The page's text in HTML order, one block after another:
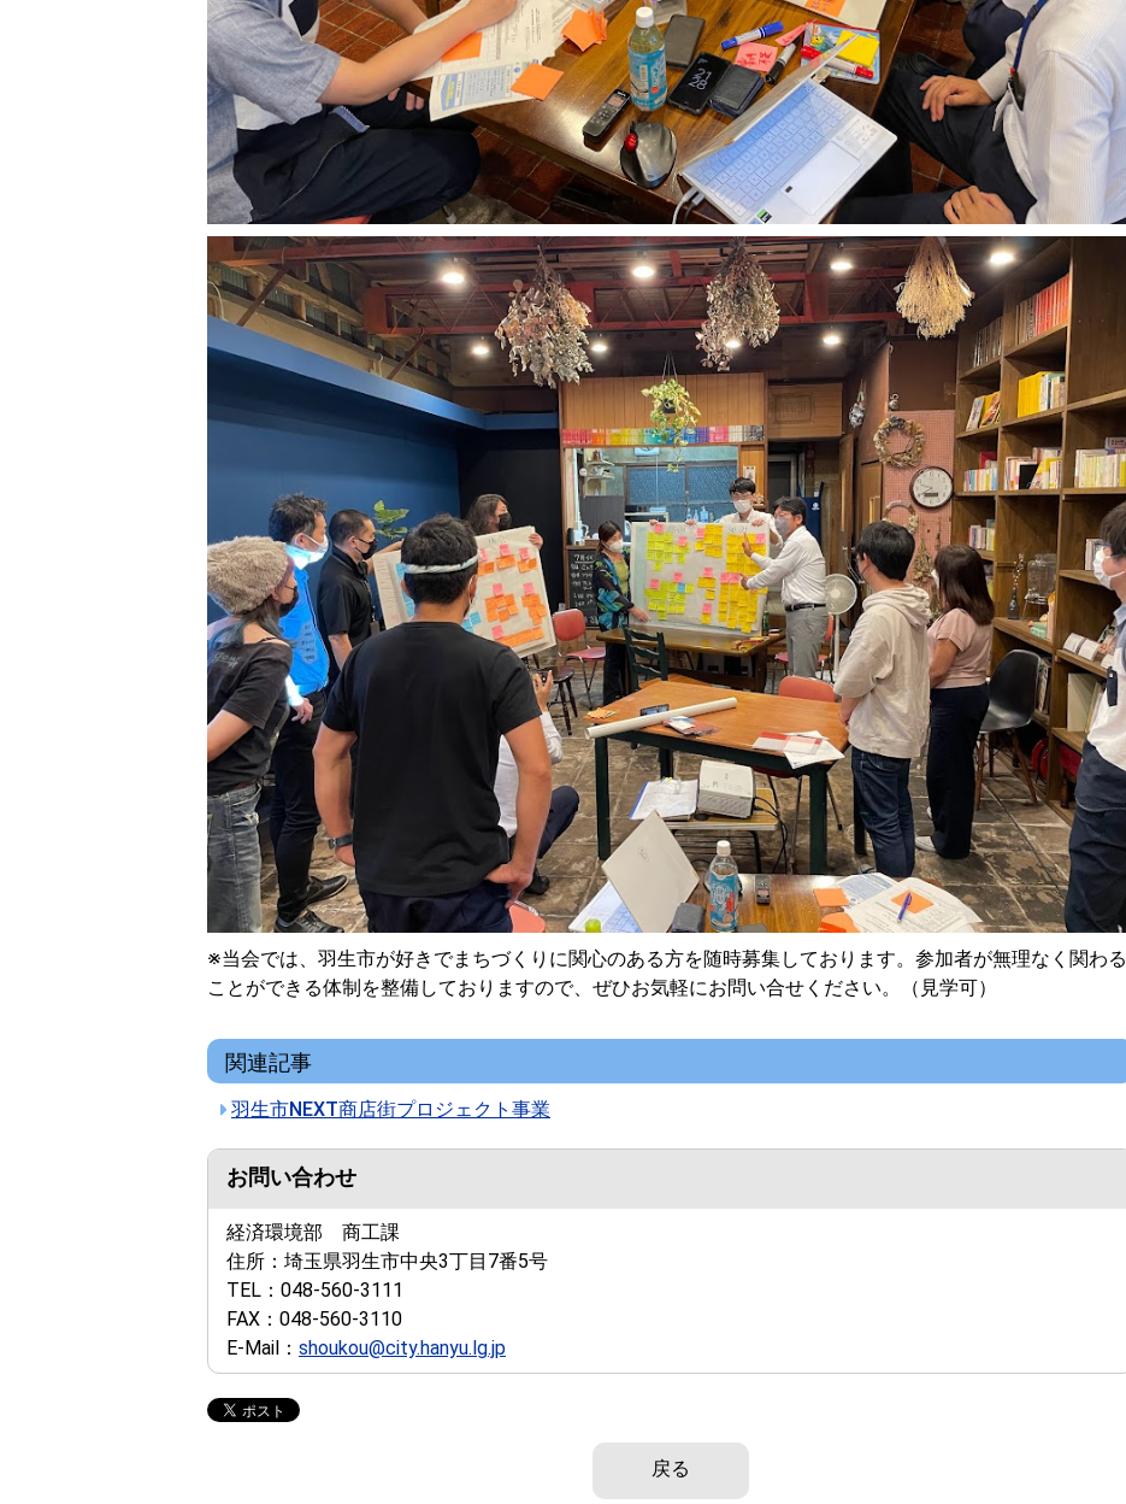
※当会では、羽生市が好きでまちづくりに関心のある方を随時募集しております。参加者が無理なく関わる
ことができる体制を整備しておりますので、ぜひお気軽にお問い合せください。（見学可）
関連記事
羽生市NEXT商店街プロジェクト事業
お問い合わせ
経済環境部 商工課
住所： 埼玉県羽生市中央3丁目7番5号
TEL： 048-560-3111
FAX： 048-560-3110
E-Mail： shoukou@city.hanyu.lg.jp
戻る